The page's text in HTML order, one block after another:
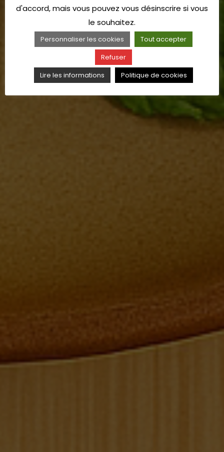
d'accord, mais vous pouvez vous désinscrire si vous
le souhaitez.
Personnaliser les cookies
Tout accepter
Refuser
Lire les informations
Politique de cookies